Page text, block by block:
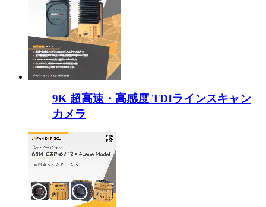
9K 超高速・高感度 TDIラインスキャン
カメラ